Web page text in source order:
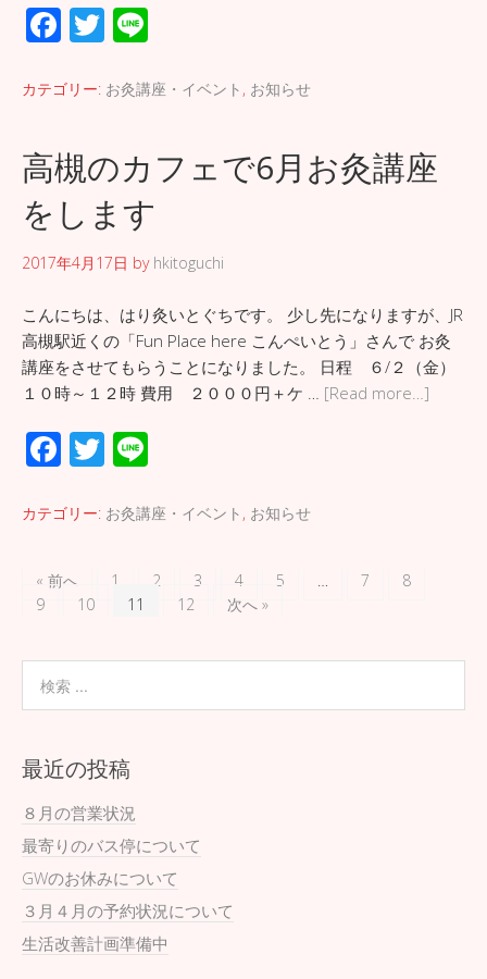
F
e
o
o
k
T
tt e
カテゴリー: お灸講座・イベント , お知らせ
高槻のカフェで6月お灸講座
をします
2017年4月17日 by hkitoguchi
こんにちは、はり灸いとぐちです。 少し先になりますが、JR
高槻駅近くの「Fun Place here こんぺいとう」さんで お灸
講座をさせてもらうことになりました。 日程 ６/２（金）
１０時～１２時 費用 ２０００円＋ケ … [Read more…]
F
e
o
k
T
tt e
カテゴリー: お灸講座・イベント , お知らせ
« 前へ 1 2 3 4 5 … 7
8
9
10 11 12 次へ »
最近の投稿
８月の営業状況
最寄りのバス停について
GWのお休みについて
３月４月の予約状況について
生活改善計画準備中